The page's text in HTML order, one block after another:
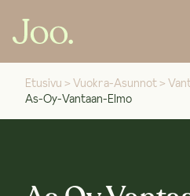
Etusivu > Vuokra-Asunnot >
As-Oy-Vantaan-Elmo